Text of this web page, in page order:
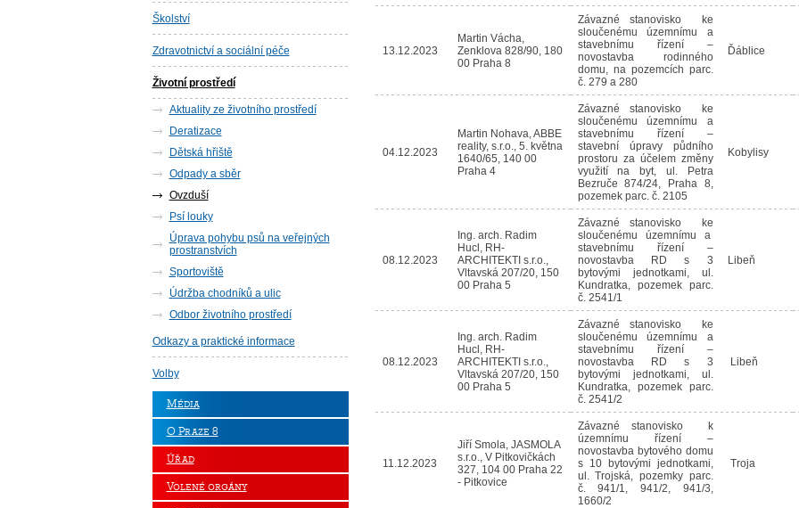
Školství
Zdravotnictví a sociální péče
Životní prostředí
Aktuality ze životního prostředí
Deratizace
Dětská hřiště
Odpady a sběr
Ovzduší
Psí louky
Úprava pohybu psů na veřejných
prostranstvích
Sportoviště
Údržba chodníků a ulic
Odbor životního prostředí
Odkazy a praktické informace
Volby
Média
O Praze 8
Úřad
Volené orgány
13.12.2023
Martin Vácha,
Zenklova 828/90, 180
00 Praha 8
Závazné stanovisko ke
sloučenému územnímu a
stavebnímu řízení –
novostavba rodinného
domu, na pozemcích parc.
č. 279 a 280
Ďáblice
04.12.2023
Martin Nohava, ABBE
reality, s.r.o., 5. května
1640/65, 140 00
Praha 4
Závazné stanovisko ke
sloučenému územnímu a
stavebnímu řízení –
stavební úpravy půdního
prostoru za účelem změny
využití na byt, ul. Petra
Bezruče 874/24, Praha 8,
pozemek parc. č. 2105
Kobylisy
08.12.2023
Ing. arch. Radim
Hucl, RH-
ARCHITEKTI s.r.o.,
Vltavská 207/20, 150
00 Praha 5
Závazné stanovisko ke
sloučenému územnímu a
stavebnímu řízení –
novostavba RD s 3
bytovými jednotkami, ul.
Kundratka, pozemek parc.
č. 2541/1
Libeň
08.12.2023
Ing. arch. Radim
Hucl, RH-
ARCHITEKTI s.r.o.,
Vltavská 207/20, 150
00 Praha 5
Závazné stanovisko ke
sloučenému územnímu a
stavebnímu řízení –
novostavba RD s 3
bytovými jednotkami, ul.
Kundratka, pozemek parc.
č. 2541/2
Libeň
11.12.2023
Jiří Smola, JASMOLA
s.r.o., V Pitkovičkách
327, 104 00 Praha 22
- Pitkovice
Závazné stanovisko k
územnímu řízení –
novostavba bytového domu
s 10 bytovými jednotkami,
ul. Trojská, pozemky parc.
č. 941/1, 941/2, 941/3,
1660/2
Troja